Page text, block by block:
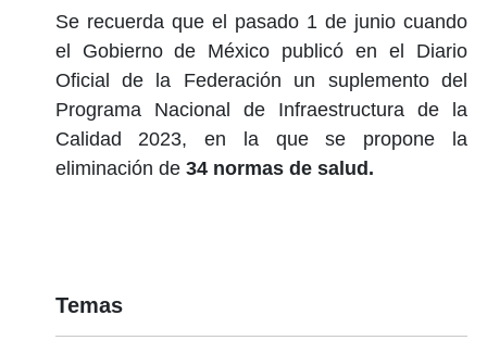
Se recuerda que el pasado 1 de junio cuando
el Gobierno de México publicó en el Diario
Oficial de la Federación un suplemento del
Programa Nacional de Infraestructura de la
Calidad 2023, en la que se propone la
eliminación de 34 normas de salud.
Temas